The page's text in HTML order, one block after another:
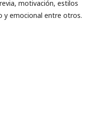
motivación, estilos
y emocional entre otros.